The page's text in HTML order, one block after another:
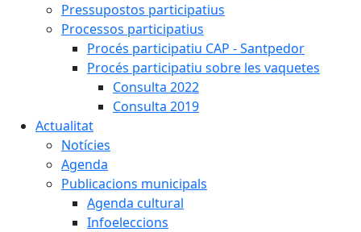
Pressupostos participatius
Processos participatius
Procés participatiu CAP - Santpedor
Procés participatiu sobre les vaquetes
Consulta 2022
Consulta 2019
Actualitat
Notícies
Agenda
Publicacions municipals
Agenda cultural
Infoeleccions